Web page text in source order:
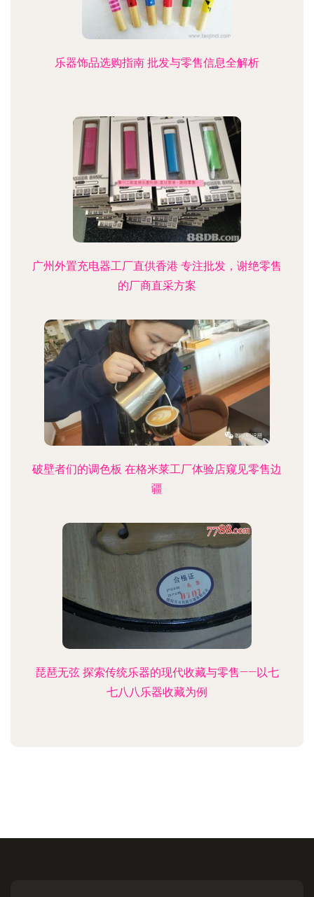
乐器饰品选购指南 批发与零售信息全解析
广州外置充电器工厂直供香港 专注批发，谢绝零售
的厂商直采方案
破壁者们的调色板 在格米莱工厂体验店窥见零售边
疆
琵琶无弦 探索传统乐器的现代收藏与零售——以七
七八八乐器收藏为例